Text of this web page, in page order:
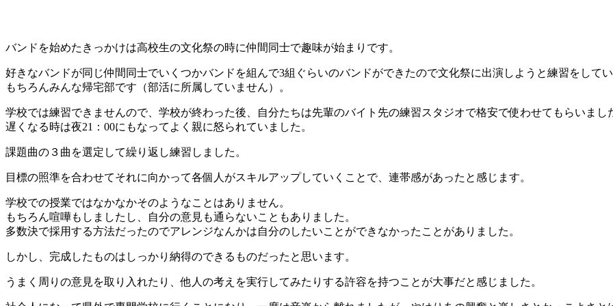
バンドを始めたきっかけは高校生の文化祭の時に仲間同士で趣味が始まりです。
好きなバンドが同じ仲間同士でいくつかバンドを組んで3組ぐらいのバンドができたので文化祭に出演しようと練習をしてい
もちろんみんな帰宅部です（部活に所属していません）。
学校では練習できませんので、学校が終わった後、自分たちは先輩のバイト先の練習スタジオで格安で使わせてもらいまし
遅くなる時は夜21：00にもなってよく親に怒られていました。
課題曲の３曲を選定して繰り返し練習しました。
目標の照準を合わせてそれに向かって各個人がスキルアップしていくことで、連帯感があったと感じます。
学校での授業ではなかなかそのようなことはありません。
もちろん喧嘩もしましたし、自分の意見も通らないこともありました。
多数決で採用する方法だったのでアレンジなんかは自分のしたいことができなかったことがありました。
しかし、完成したものはしっかり納得のできるものだったと思います。
うまく周りの意見を取り入れたり、他人の考えを実行してみたりする許容を持つことが大事だと感じました。